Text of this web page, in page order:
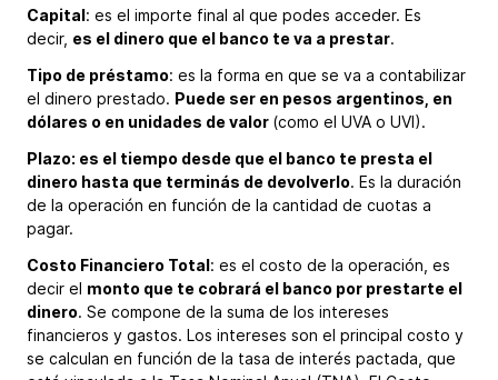
Capital: es el importe final al que podes acceder. Es
decir, es el dinero que el banco te va a prestar.
Tipo de préstamo: es la forma en que se va a contabilizar
el dinero prestado. Puede ser en pesos argentinos, en
dólares o en unidades de valor (como el UVA o UVI).
Plazo: es el tiempo desde que el banco te presta el
dinero hasta que terminás de devolverlo. Es la duración
de la operación en función de la cantidad de cuotas a
pagar.
Costo Financiero Total: es el costo de la operación, es
decir el monto que te cobrará el banco por prestarte el
dinero. Se compone de la suma de los intereses
financieros y gastos. Los intereses son el principal costo y
se calculan en función de la tasa de interés pactada, que